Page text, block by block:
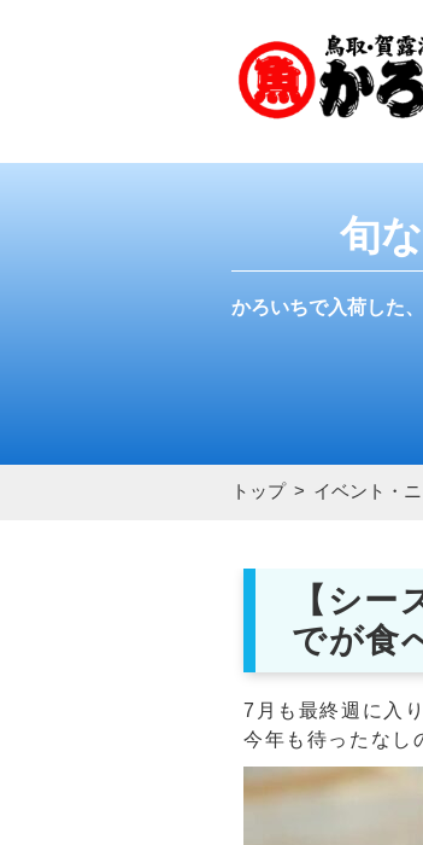
旬
かろいちで入荷した
トップ イベント・
【シー
でが食
7月も最終週に入
今年も待ったなし